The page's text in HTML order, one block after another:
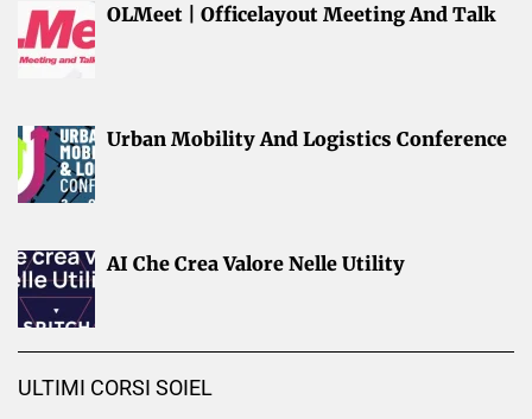
OLMeet | Officelayout Meeting And Talk
Urban Mobility And Logistics Conference
AI Che Crea Valore Nelle Utility
ULTIMI CORSI SOIEL